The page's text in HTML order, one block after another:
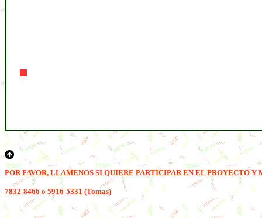
POR FAVOR, LLAMENOS SI QUIERE PARTICIPAR EN EL PROYECTO Y
7832-8466 o 5916-5331 (Tomas)